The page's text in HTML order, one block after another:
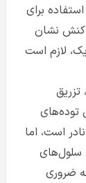
برای
نشان
لازم است
تزریق
توده‌های
است، اما
سلول‌های
ضروری